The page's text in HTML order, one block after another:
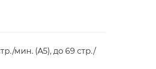
мин. (A5), до 69 стр./